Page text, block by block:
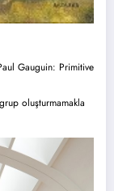
Gauguin: Primitive
oluşturmamakla